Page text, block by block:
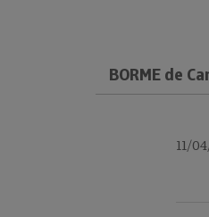
BORME de
11/